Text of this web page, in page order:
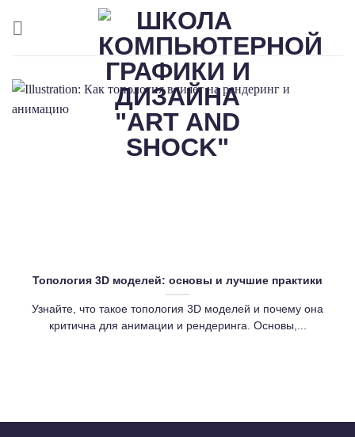
Топология 3D моделей: основы и лучшие практики
Узнайте, что такое топология 3D моделей и почему она
критична для анимации и рендеринга. Основы,...